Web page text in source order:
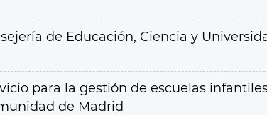
de Educación, Ciencia y
para la gestión de escuelas
de Madrid